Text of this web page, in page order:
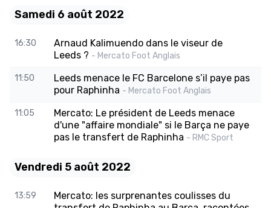
Samedi 6 août 2022
16:30
Arnaud Kalimuendo dans le viseur de
Leeds ? - Mercato Foot Anglais
11:50
Leeds menace le FC Barcelone s’il paye pas
pour Raphinha - Mercato Foot Anglais
11:05
Mercato: Le président de Leeds menace
d'une "affaire mondiale" si le Barça ne paye
pas le transfert de Raphinha - RMC Sport
Vendredi 5 août 2022
13:59
Mercato: les surprenantes coulisses du